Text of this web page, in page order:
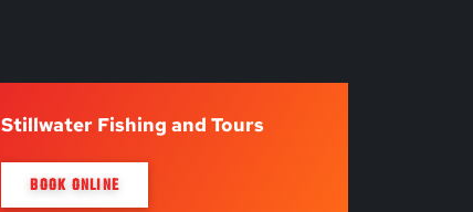
Stillwater Fishing and Tours
BOOK ONLINE